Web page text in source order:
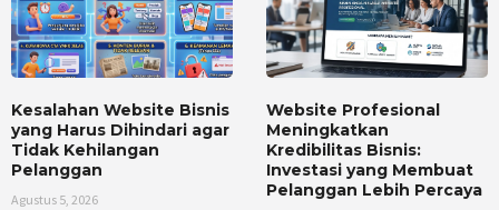
Kesalahan Website Bisnis
yang Harus Dihindari agar
Tidak Kehilangan
Pelanggan
Agustus 5, 2026
Website Profesional
Meningkatkan
Kredibilitas Bisnis:
Investasi yang Membuat
Pelanggan Lebih Percaya